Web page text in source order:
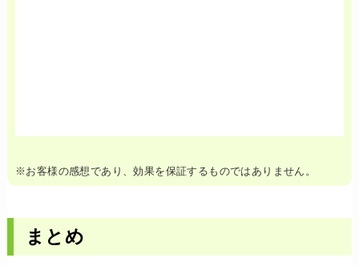
※お客様の感想であり、効果を保証するものではありません。
まとめ